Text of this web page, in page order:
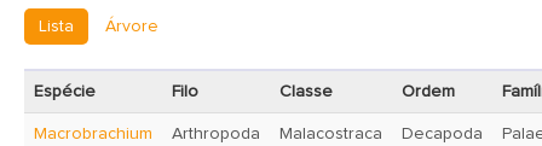
Lista Árvore
Espécie Filo Classe Ordem
Macrobrachium
Arthropoda Malacostraca Decapoda